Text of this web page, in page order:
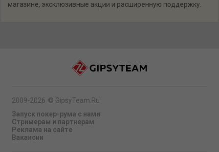
магазине, эксклюзивные акции и расширенную поддержку.
2009-2026 © GipsyTeam.Ru
Запуск покер-рума с нами
Стримерам и партнерам
Реклама на сайте
Вакансии